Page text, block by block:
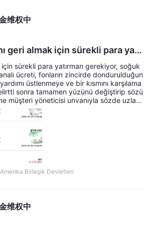
depoit vs diğer brokerler
şeffaf ve rekabetçi olacak şekilde
enstrümanları üzerinde spread ücreti
koşullarına ve likiditeye bağlı olarak
aşağıdaki tabloda bulunabilir:
"Öğrenme Merkezi" adını verdikleri
sunar. Burada, tüccarlar işlem
geliştirmek için çeşitli materyaller
risk yönetimi ve piyasa psikolojisi gibi
pazarlar hakkında daha fazla bilgi
adlı bir bölüm ve işlem
维权中
geri almak için sürekli para yatı
duvar
sürekli para yatırman gerekiyor, soğuk
ücreti, fonların zincirde dondurulduğun
üstlenmeye ve bir kısmını karşılama
sonra tamamen yüzünü değiştirip sözü
müşteri yöneticisi unvanıyla sözde uzlaş
u ödenmesini talep ediyor …… geçer
lisansına sahip değil ancak anakara m
operasyonlar yürütüyor, bu uygu
etmeye dikkat etsin
Amerika Birleşik Devletleri
维权中